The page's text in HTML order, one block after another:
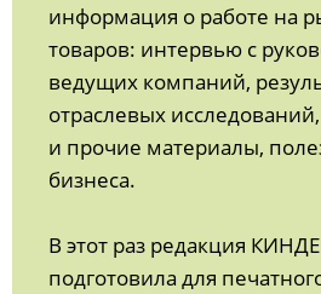
информация о работе на
товаров: интервью с
ведущих компаний,
отраслевых
и прочие материалы,
бизнеса.
В этот раз редакция
подготовила для